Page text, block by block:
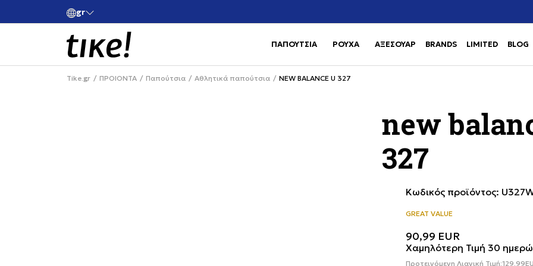
grΚάνε εγγραφή και κέρδισε -10% στην πρώτη σου αγορά
ΠΑΠΟΥΤΣΙΑ Use shift+Enter to open or close
ΡΟΥΧΑ Use shift+Enter to open or close
ΑΞΕΣΟΥΑΡ BRANDS LIMITED BLOG
Tike.gr ΠΡΟΙΟΝΤΑ Παπούτσια Αθλητικά παπούτσια NEW BALANCE U 327
new
327
Κωδικός προϊόντος:
GREAT VALUE
90,99 EUR
Χαμηλότερη Τιμή 30
Προτεινόμενη Λιανική Τιμή:129,99